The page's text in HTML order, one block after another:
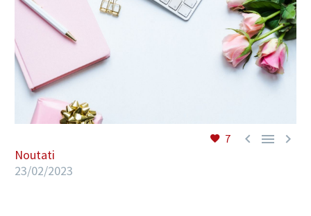
7   
Noutati
23/02/2023